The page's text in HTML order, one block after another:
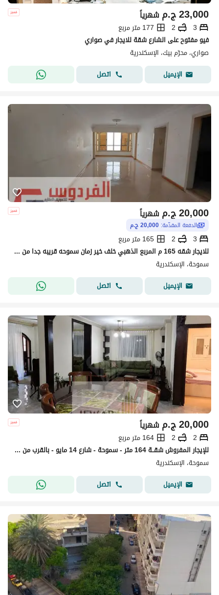
ج.م23,000 شهرياً
3
2
177 متر مربع
فيو مفتوح على الشارع شقة للايجار في صواري
صواري، محرّم بيك، الإسكندرية
الإيميل
اتصل
ج.م20,000 شهرياً
الدفعة المقدّمة: 20,000 ج.م
3
2
165 متر مربع
للايجار شقه 165 م المربع الذهبي خلف خير زمان سموحه قريبه جدا من الشرطه العسكريه ونادي مبارك
سموحة، الإسكندرية
الإيميل
اتصل
ج.م20,000 شهرياً
2
2
164 متر مربع
للإيجار المفروش شقــة 164 متر - سموحة - شارع 14 مايو - بالقرب من جامعة فاروس
سموحة، الإسكندرية
الإيميل
اتصل